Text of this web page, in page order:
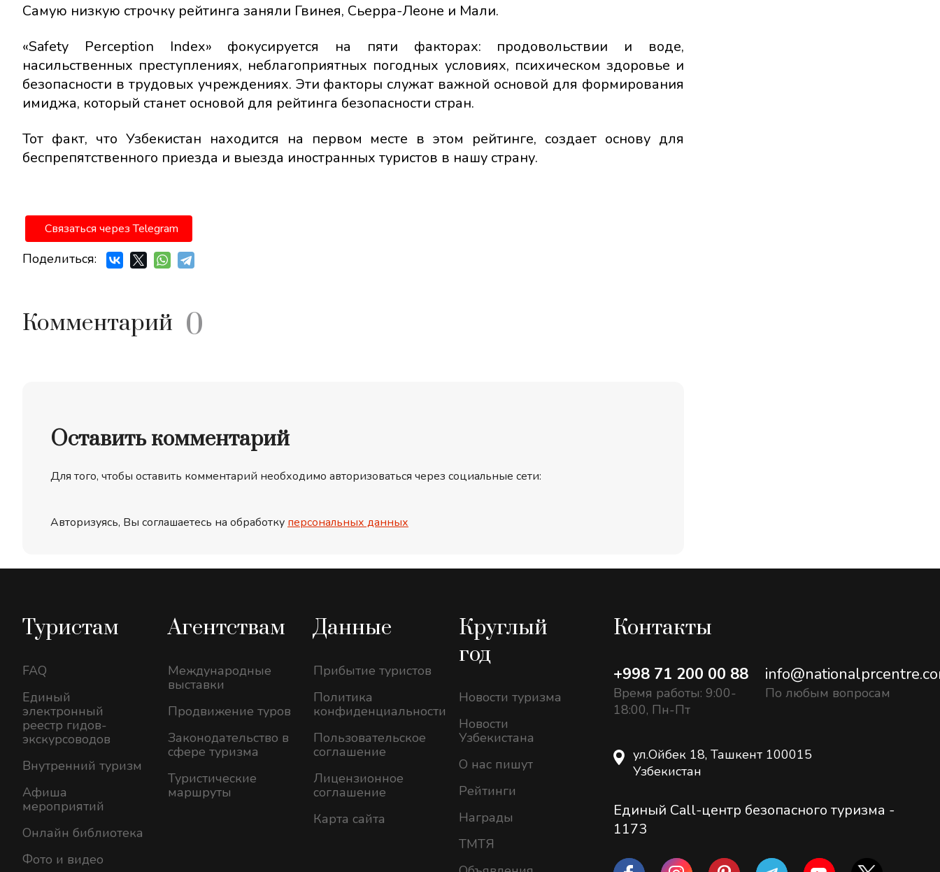
Самую низкую строчку рейтинга заняли Гвинея, Сьерра-Леоне и Мали.
«Safety Perception Index» фокусируется на пяти факторах: продовольствии и воде,
насильственных преступлениях, неблагоприятных погодных условиях, психическом здоровье и
безопасности в трудовых учреждениях. Эти факторы служат важной основой для формирования
имиджа, который станет основой для рейтинга безопасности стран.
Тот факт, что Узбекистан находится на первом месте в этом рейтинге, создает основу для
беспрепятственного приезда и выезда иностранных туристов в нашу страну.
Связаться через Telegram
Поделиться:
Комментарий 0
Оставить комментарий
Для того, чтобы оставить комментарий необходимо авторизоваться через социальные сети:
Авторизуясь, Вы соглашаетесь на обработку персональных данных
Туристам
FAQ
Единый
электронный
реестр гидов-
экскурсоводов
Внутренний туризм
Афиша
мероприятий
Онлайн библиотека
Фото и видео
Агентствам
Международные
выставки
Продвижение туров
Законодательство в
сфере туризма
Туристические
маршруты
Данные
Прибытие туристов
Политика
конфиденциальности
Пользовательское
соглашение
Лицензионное
соглашение
Карта сайта
Круглый
год
Новости туризма
Новости
Узбекистана
О нас пишут
Рейтинги
Награды
ТМТЯ
Контакты
+998 71 200 00 88
Время работы: 9:00-
18:00, Пн-Пт
По любым вопросам
ул.Ойбек 18, Ташкент 100015
Узбекистан
Единый Call-центр безопасного туризма -
1173